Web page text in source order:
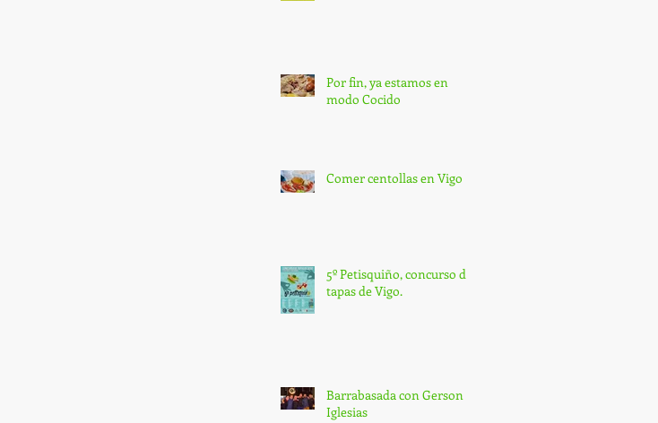
Por fin, ya estamos en
modo Cocido
Comer centollas en Vigo
5º Petisquiño, concurso de
tapas de Vigo.
Barrabasada con Gerson
Iglesias